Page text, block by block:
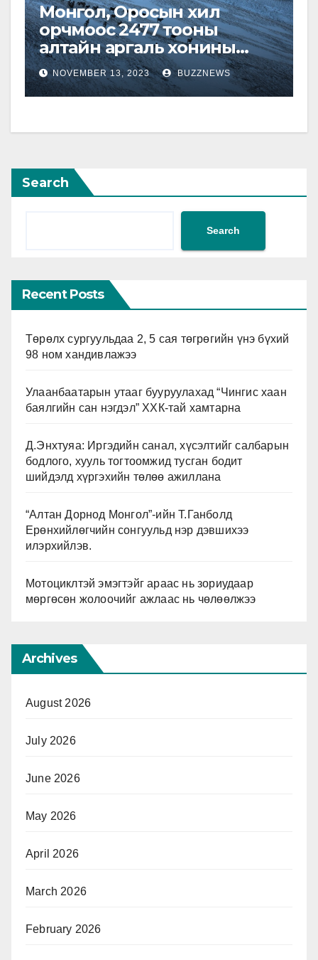
Монгол, Оросын хил
орчмоос 2477 тооны
алтайн аргаль хонины
тархац, байршил, тоо
толгойг тогтоожээ
NOVEMBER 13, 2023 BUZZNEWS
Search
Search
Recent Posts
Төрөлх сургуульдаа 2, 5 сая төгрөгийн үнэ бүхий
98 ном хандивлажээ
Улаанбаатарын утааг бууруулахад “Чингис хаан
баялгийн сан нэгдэл” ХХК-тай хамтарна
Д.Энхтуяа: Иргэдийн санал, хүсэлтийг салбарын
бодлого, хууль тогтоомжид тусган бодит
шийдэлд хүргэхийн төлөө ажиллана
“Алтан Дорнод Монгол”-ийн Т.Ганболд
Ерөнхийлөгчийн сонгуульд нэр дэвшихээ
илэрхийлэв.
Мотоциклтэй эмэгтэйг араас нь зориудаар
мөргөсөн жолоочийг ажлаас нь чөлөөлжээ
Archives
August 2026
July 2026
June 2026
May 2026
April 2026
March 2026
February 2026